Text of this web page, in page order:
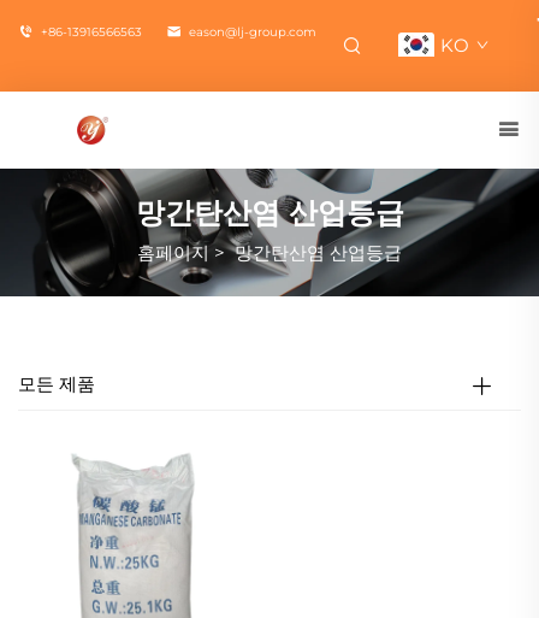
+86-13916566563 eason@lj-group.com
KO
망간탄산염 산업등급
홈페이지 >망간탄산염 산업등급
모든 제품